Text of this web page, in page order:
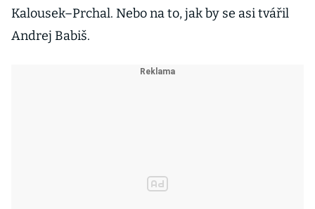
Kalousek–Prchal. Nebo na to, jak by se asi tvářil
Andrej Babiš.